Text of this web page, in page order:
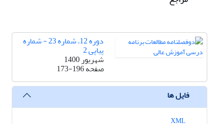
دوره 12، شماره 23 - شماره
پیاپی 2
شهریور 1400
صفحه173-196
فایل ها